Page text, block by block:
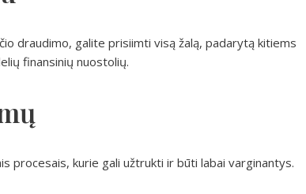
draudimo, galite prisiimti visą žalą, padarytą kitiems
finansinių nuostolių.
procesais, kurie gali užtrukti ir būti labai varginantys.